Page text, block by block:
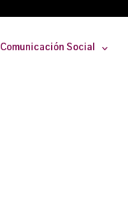
Comunicación Social